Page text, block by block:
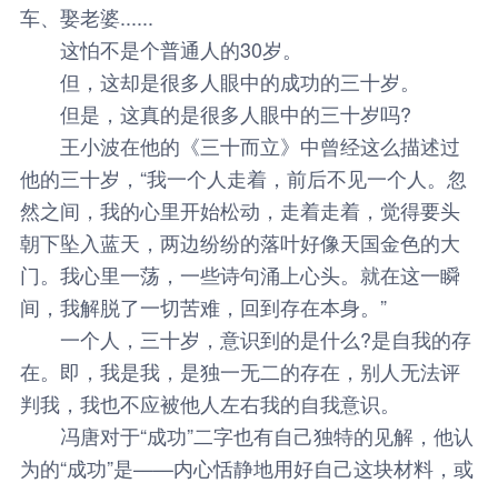
车、娶老婆......
这怕不是个普通人的30岁。
但，这却是很多人眼中的成功的三十岁。
但是，这真的是很多人眼中的三十岁吗?
王小波在他的《三十而立》中曾经这么描述过
他的三十岁，“我一个人走着，前后不见一个人。忽
然之间，我的心里开始松动，走着走着，觉得要头
朝下坠入蓝天，两边纷纷的落叶好像天国金色的大
门。我心里一荡，一些诗句涌上心头。就在这一瞬
间，我解脱了一切苦难，回到存在本身。”
一个人，三十岁，意识到的是什么?是自我的存
在。即，我是我，是独一无二的存在，别人无法评
判我，我也不应被他人左右我的自我意识。
冯唐对于“成功”二字也有自己独特的见解，他认
为的“成功”是——内心恬静地用好自己这块材料，或